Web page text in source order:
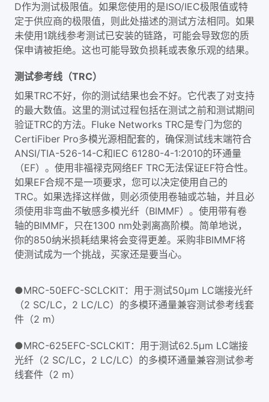
D作为测试极限值。如果您使用的是ISO/IEC极限值或特
定于供应商的极限值，则此处描述的测试方法相同。如果
未使用1跳线参考测试已安装的链路，可能会导致您的质
保申请被拒绝。这也可能导致负损耗或表象乐观的结果。
测试参考线（TRC）
如果TRC不好，你的测试结果也会不好。它代表了对支持
的最大数值。这里的测试过程包括在测试之前和测试期间
验证TRC的方法。Fluke Networks TRC是专门为您的
CertiFiber Pro多模光源相配套的，确保测试线末端符合
ANSI/TIA-526-14-C和IEC 61280-4-1:2010的环通量
（EF）。使用非福禄克网络EF TRC无法保证EF符合性。
如果EF合规不是一项要求，您可以决定使用自己的
TRC。如果选择这样做，则必须使用卷轴或芯轴，并且必
须使用非弯曲不敏感多模光纤（BIMMF）。使用带有卷
轴的BIMMF，只在1300 nm处剥离高阶模。简单地说，
你的850纳米损耗结果将会变得更差。采购非BIMMF将
使测试成为一个挑战，买家还是要当心。
●MRC-50EFC-SCLCKIT：用于测试50μm LC端接光纤
（2 SC/LC，2 LC/LC）的多模环通量兼容测试参考线套
件（2 m）
●MRC-625EFC-SCLCKIT：用于测试62.5μm LC端接
光纤（2 SC/LC，2 LC/LC）的多模环通量兼容测试参考
线套件（2 m）